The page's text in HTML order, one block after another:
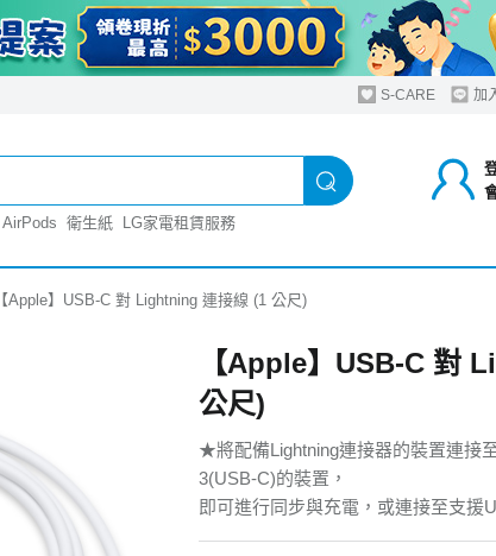
S-CARE 加
AirPods 衛生紙 LG家電租賃服務
【Apple】USB-C 對 Lightning 連接線 (1 公尺)
【Apple】USB-C 對
公尺)
★將配備Lightning連接器的裝置連接
3(USB-C)的裝置，
即可進行同步與充電，或連接至支援